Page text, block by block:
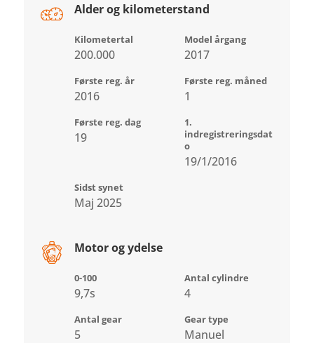
Alder og kilometerstand
Kilometertal
200.000
Model årgang
2017
Første reg. år
2016
Første reg. måned
1
Første reg. dag
19
1.
indregistreringsdat
o
19/1/2016
Sidst synet
Maj 2025
Motor og ydelse
0-100
9,7s
Antal cylindre
4
Antal gear
5
Gear type
Manuel